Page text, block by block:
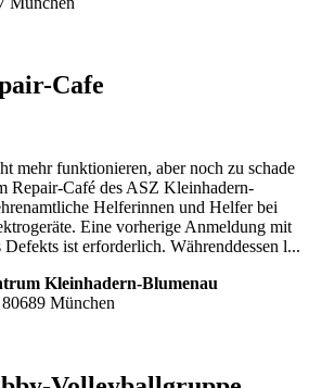
Cafe
mehr funktionieren, aber noch zu schade
Repair-Café des ASZ Kleinhadern-
Helferinnen und Helfer bei
Eine vorherige Anmeldung mit
ist erforderlich. Währenddessen l...
Kleinhadern-Blumenau
München